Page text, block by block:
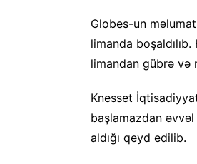
Globes-un
limanda
limandan gübrə və
Knesset
başlamazdan
aldığı qeyd edilib.